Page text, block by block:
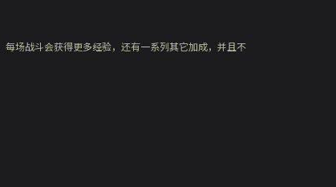
场战斗会获得更多经验，还有一系列其它加成，并且不